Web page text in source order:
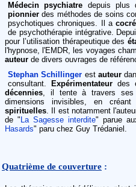
Médecin psychiatre depuis plus
pionnier des méthodes de soins
psychotiques chroniques. Il a
de psychothérapie intégrative.
pour l’utilisation thérapeutique des
l'hypnose, l'EMDR, les voyages
auteur de divers ouvrages de
Stephan Schillinger est auteur
consultant.
Expérimentateur des
décennies, il tente à travers ses
dimensions invisibles, en
spirituelles. Il est notamment
de " La Sagesse interdite" parue
Hasards" paru chez Guy Trédaniel.
Quatrième de couverture :